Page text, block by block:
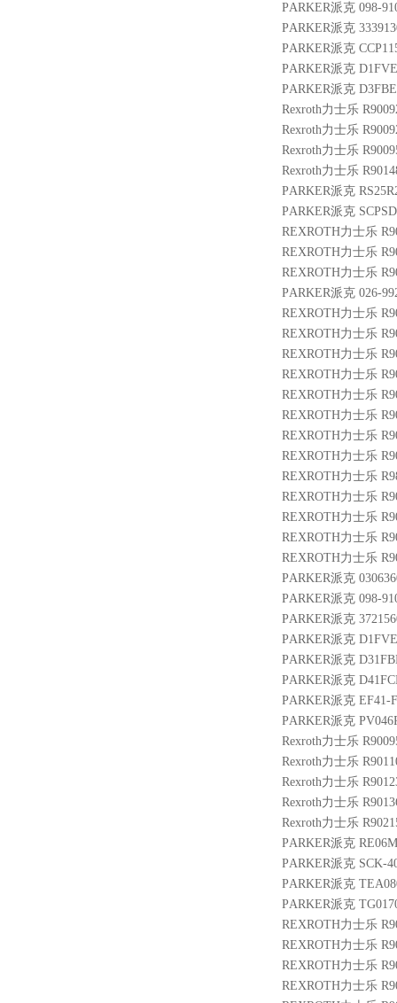
PARKER派克 098-
PARKER派克
PARKER派克
PARKER派克
PARKER派克
Rexroth力士乐
Rexroth力士乐
Rexroth力士乐
Rexroth力士乐
PARKER派克
PARKER派克
REXROTH力士乐
REXROTH力士乐
REXROTH力士乐
PARKER派克 026-
REXROTH力士乐
REXROTH力士乐
REXROTH力士乐
REXROTH力士乐
REXROTH力士乐
REXROTH力士乐
REXROTH力士乐
REXROTH力士乐
REXROTH力士乐
REXROTH力士乐
REXROTH力士乐
REXROTH力士乐
REXROTH力士乐
PARKER派克
PARKER派克 098-
PARKER派克
PARKER派克
PARKER派克
PARKER派克
PARKER派克
PARKER派克
Rexroth力士乐
Rexroth力士乐
Rexroth力士乐
Rexroth力士乐
Rexroth力士乐
PARKER派克
PARKER派克 SCK-
PARKER派克
PARKER派克
REXROTH力士乐
REXROTH力士乐
REXROTH力士乐
REXROTH力士乐